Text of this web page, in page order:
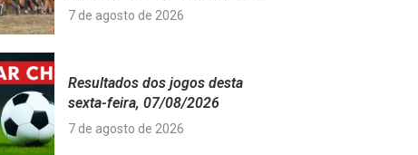
7 de agosto de 2026
Resultados dos jogos desta
sexta-feira, 07/08/2026
7 de agosto de 2026